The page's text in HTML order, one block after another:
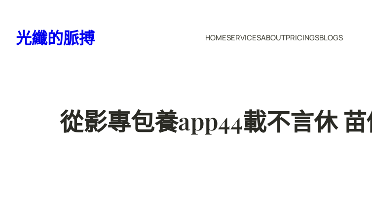
光纖的脈搏 HOMESERVICESABOUTPRICINGSBLOGS
從影專包養app44載不言休